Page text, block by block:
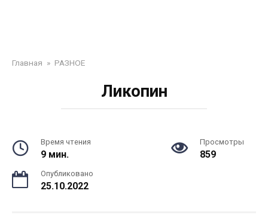
Главная » РАЗНОЕ
Ликопин
Время чтения
9 мин.
Просмотры
859
Опубликовано
25.10.2022